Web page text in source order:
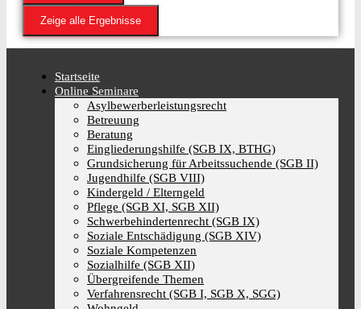
Zeige alle Ergebnisse
Startseite
Online Seminare
Asylbewerberleistungsrecht
Betreuung
Beratung
Eingliederungshilfe (SGB IX, BTHG)
Grundsicherung für Arbeitssuchende (SGB II)
Jugendhilfe (SGB VIII)
Kindergeld / Elterngeld
Pflege (SGB XI, SGB XII)
Schwerbehindertenrecht (SGB IX)
Soziale Entschädigung (SGB XIV)
Soziale Kompetenzen
Sozialhilfe (SGB XII)
Übergreifende Themen
Verfahrensrecht (SGB I, SGB X, SGG)